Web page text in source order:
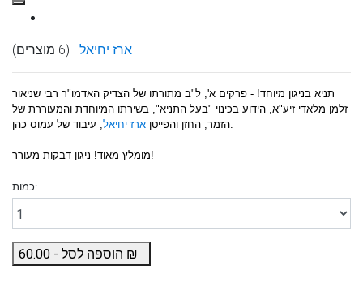
ארז יחיאל (6 מוצרים)
תניא בניגון מיוחד! - פרקים א', ל"ב מתורתו של הצדיק האדמו"ר רבי שניאור
זלמן מלאדי זיע"א, הידוע בכינוי "בעל התניא", בשירתו המיוחדת והמעוררת של
הזמר, החזן והפייטן ארז יחיאל, עיבוד של עמוס כהן .
מומלץ מאוד! ניגון דבקות מעורר!
כמות:
הוספה לסל - 60.00